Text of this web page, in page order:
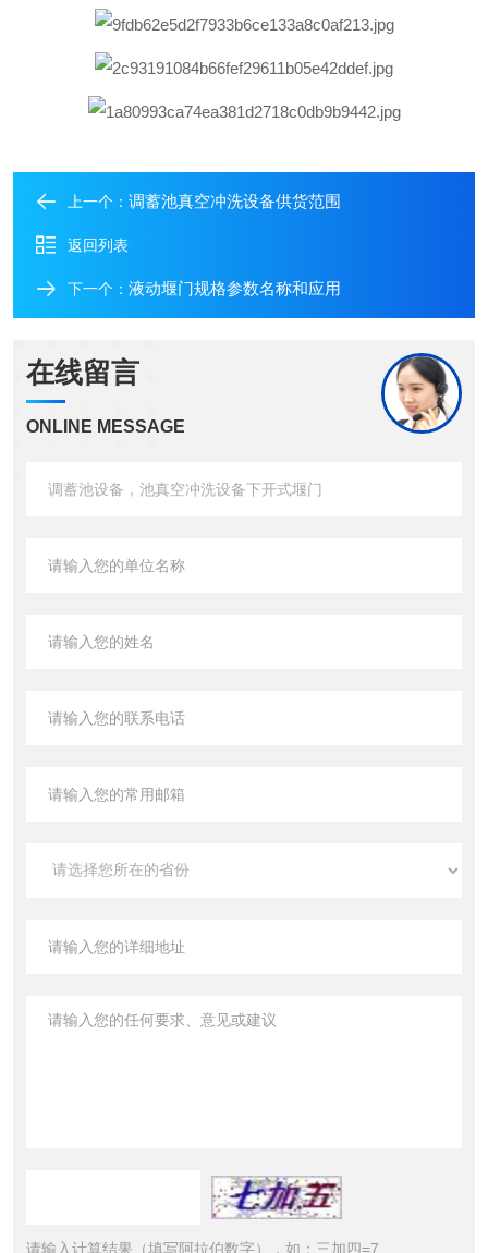
上一个： 调蓄池真空冲洗设备供货范围
返回列表
下一个： 液动堰门规格参数名称和应用
在线留言
ONLINE MESSAGE
请输入计算结果（填写阿拉伯数字），如：三加四=7